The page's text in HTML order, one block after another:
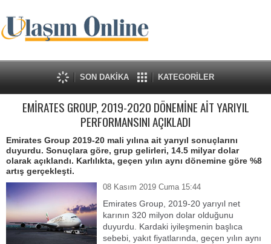
SON DAKİKA KATEGORİLER
EMİRATES GROUP, 2019-2020 DÖNEMİNE AİT YARIYIL
PERFORMANSINI AÇIKLADI
Emirates Group 2019-20 mali yılına ait yarıyıl sonuçlarını
duyurdu. Sonuçlara göre, grup gelirleri, 14.5 milyar dolar
olarak açıklandı. Karlılıkta, geçen yılın aynı dönemine göre %8
artış gerçekleşti.
08 Kasım 2019 Cuma 15:44
Emirates Group, 2019-20 yarıyıl net
karının 320 milyon dolar olduğunu
duyurdu. Kardaki iyileşmenin başlıca
sebebi, yakıt fiyatlarında, geçen yılın aynı